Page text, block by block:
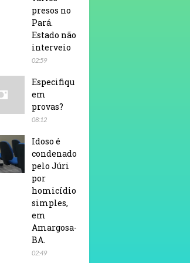
presos no
Pará.
Estado não
interveio
02:59
Especifiqu
em
provas?
08:12
Idoso é
condenado
pelo Júri
por
homicídio
simples,
em
Amargosa-
BA.
02:49